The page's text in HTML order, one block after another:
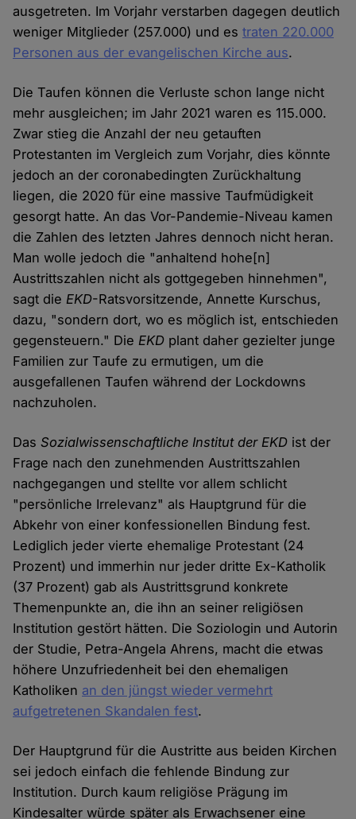
ausgetreten. Im Vorjahr verstarben dagegen deutlich
weniger Mitglieder (257.000) und estraten 220.000
Personen aus der evangelischen Kirche aus.
Die Taufen können die Verluste schon lange nicht
mehr ausgleichen; im Jahr 2021 waren es 115.000.
Zwar stieg die Anzahl der neu getauften
Protestanten im Vergleich zum Vorjahr, dies könnte
jedoch an der coronabedingten Zurückhaltung
liegen, die 2020 für eine massive Taufmüdigkeit
gesorgt hatte. An das Vor-Pandemie-Niveau kamen
die Zahlen des letzten Jahres dennoch nicht heran.
Man wolle jedoch die "anhaltend hohe[n]
Austrittszahlen nicht als gottgegeben hinnehmen",
sagt dieEKD-Ratsvorsitzende, Annette Kurschus,
dazu, "sondern dort, wo es möglich ist, entschieden
gegensteuern." DieEKD plant daher gezielter junge
Familien zur Taufe zu ermutigen, um die
ausgefallenen Taufen während der Lockdowns
nachzuholen.
DasSozialwissenschaftliche Institut der EKD ist der
Frage nach den zunehmenden Austrittszahlen
nachgegangen und stellte vor allem schlicht
"persönliche Irrelevanz" als Hauptgrund für die
Abkehr von einer konfessionellen Bindung fest.
Lediglich jeder vierte ehemalige Protestant (24
Prozent) und immerhin nur jeder dritte Ex-Katholik
(37 Prozent) gab als Austrittsgrund konkrete
Themenpunkte an, die ihn an seiner religiösen
Institution gestört hätten. Die Soziologin und Autorin
der Studie, Petra-Angela Ahrens, macht die etwas
höhere Unzufriedenheit bei den ehemaligen
Katholiken an den jüngst wieder vermehrt
aufgetretenen Skandalen fest.
Der Hauptgrund für die Austritte aus beiden Kirchen
sei jedoch einfach die fehlende Bindung zur
Institution. Durch kaum religiöse Prägung im
Kindesalter würde später als Erwachsener eine